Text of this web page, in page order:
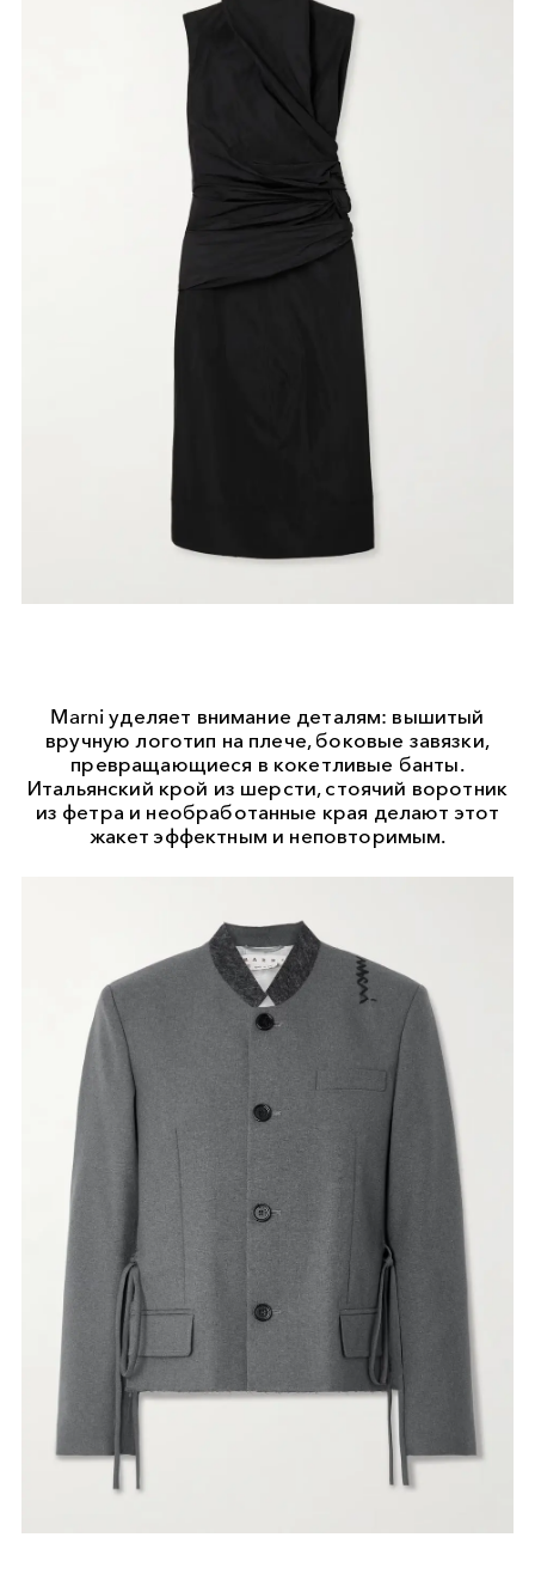
Marni уделяет внимание деталям: вышитый
вручную логотип на плече, боковые завязки,
превращающиеся в кокетливые банты.
Итальянский крой из шерсти, стоячий воротник
из фетра и необработанные края делают этот
жакет эффектным и неповторимым.